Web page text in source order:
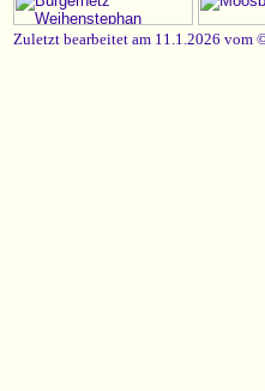
Zuletzt bearbeitet am 11.1.2026 vom